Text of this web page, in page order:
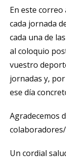
En este
cada jornada
cada una de
al coloquio
vuestro
jornadas y,
ese día
Agradecemos
Un cordial